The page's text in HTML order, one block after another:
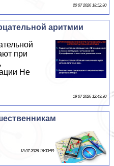
20 07 2026 18:52:30
аритмии
при
Не
19 07 2026 12:49:30
18 07 2026 16:33:59